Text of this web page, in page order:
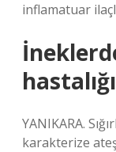
inflamatuar
YANIKARA.
karakterize